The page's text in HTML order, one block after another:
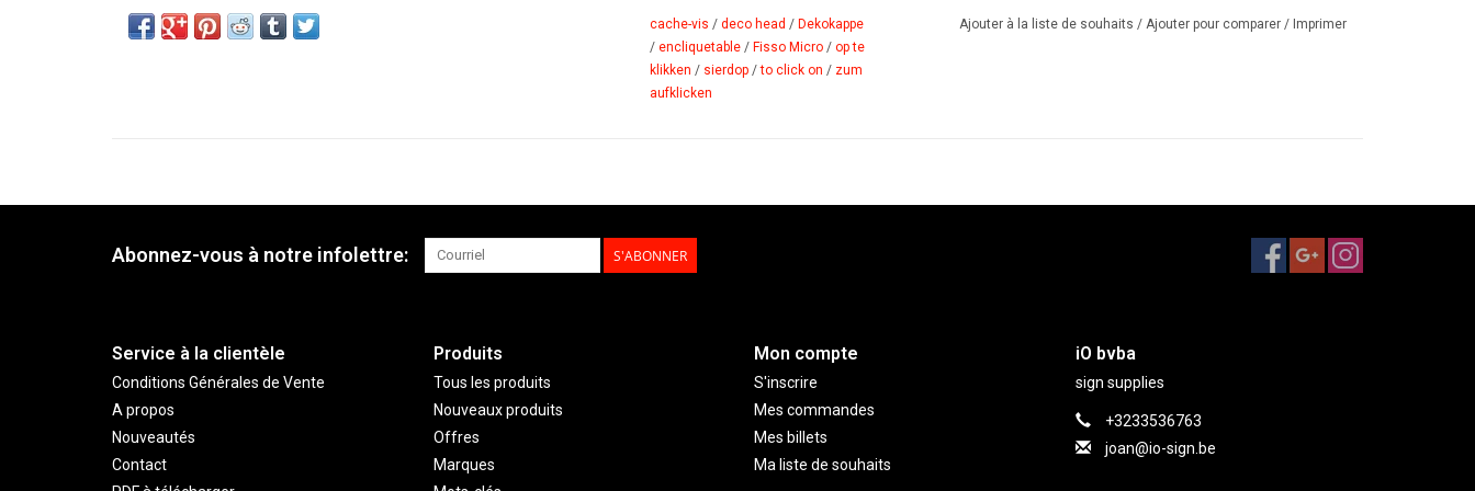
cache-vis / deco head / Dekokappe
/ encliquetable / Fisso Micro / op te
klikken / sierdop /to click on / zum
aufklicken
Ajouter à la liste de souhaits / Ajouter pour comparer / Imprimer
Abonnez-vous à notre infolettre: S'ABONNER
Service à la clientèle
Conditions Générales de Vente
A propos
Nouveautés
Contact
Produits
Tous les produits
Nouveaux produits
Offres
Marques
Mon compte
S'inscrire
Mes commandes
Mes billets
Ma liste de souhaits
iO bvba
sign supplies
+3233536763
joan@io-sign.be